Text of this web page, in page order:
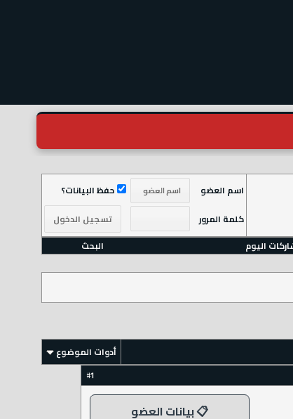
اسم العضو
حفظ البيانات؟
كلمة المرور
اليوم البحث
أدوات الموضوع
1
📋 بيانات العضو